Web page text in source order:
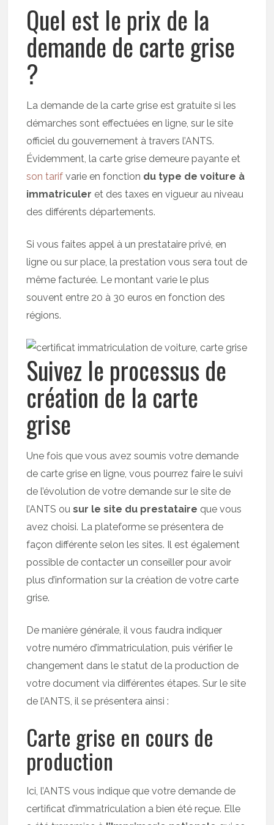
Quel est le prix de la
demande de carte grise
?
La demande de la carte grise est gratuite si les
démarches sont effectuées en ligne, sur le site
officiel du gouvernement à travers l’ANTS.
Évidemment, la carte grise demeure payante et
son tarif varie en fonction du type de voiture à
immatriculer et des taxes en vigueur au niveau
des différents départements.
Si vous faites appel à un prestataire privé, en
ligne ou sur place, la prestation vous sera tout de
même facturée. Le montant varie le plus
souvent entre 20 à 30 euros en fonction des
régions.
Suivez le processus de
création de la carte
grise
Une fois que vous avez soumis votre demande
de carte grise en ligne, vous pourrez faire le suivi
de l’évolution de votre demande sur le site de
l’ANTS ousur le site du prestataire que vous
avez choisi. La plateforme se présentera de
façon différente selon les sites. Il est également
possible de contacter un conseiller pour avoir
plus d’information sur la création de votre carte
grise.
De manière générale, il vous faudra indiquer
votre numéro d’immatriculation, puis vérifier le
changement dans le statut de la production de
votre document via différentes étapes. Sur le site
de l’ANTS, il se présentera ainsi :
Carte grise en cours de
production
Ici, l’ANTS vous indique que votre demande de
certificat d’immatriculation a bien été reçue. Elle